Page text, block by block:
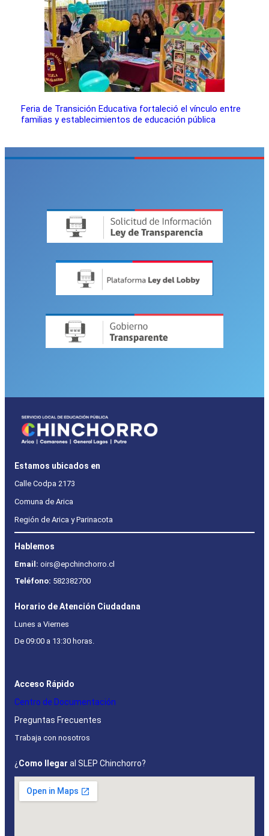
Feria de Transición Educativa fortaleció el vínculo entre
familias y establecimientos de educación pública
Estamos ubicados en
Calle Codpa 2173
Comuna de Arica
Región de Arica y Parinacota
Hablemos
Email: oirs@epchinchorro.cl
Teléfono: 582382700
Horario de Atención Ciudadana
Lunes a Viernes
De 09:00 a 13:30 horas.
Acceso Rápido
Centro de Documentación
Preguntas Frecuentes
Trabaja con nosotros
¿ Como llegar al SLEP Chinchorro?